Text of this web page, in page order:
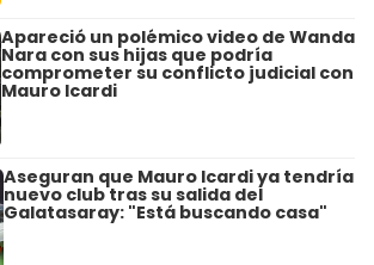
Apareció un polémico video de Wanda
Nara con sus hijas que podría
comprometer su conflicto judicial con
Mauro Icardi
Aseguran que Mauro Icardi ya tendría
nuevo club tras su salida del
Galatasaray: "Está buscando casa"